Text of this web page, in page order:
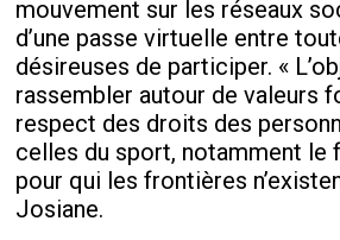
mouvement sur les réseaux
d’une passe virtuelle entre
désireuses de participer. «
rassembler autour de valeurs
respect des droits des
celles du sport, notamment le
pour qui les frontières
Josiane.